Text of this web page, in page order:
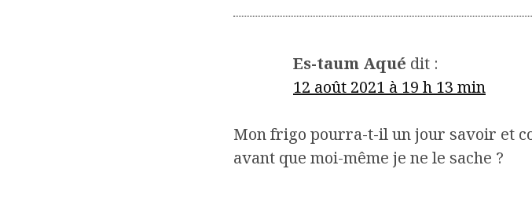
Es-taum Aqué dit :
12 août 2021 à 19 h 13 min
Mon frigo pourra-t-il un jour savoir et
avant que moi-même je ne le sache ?